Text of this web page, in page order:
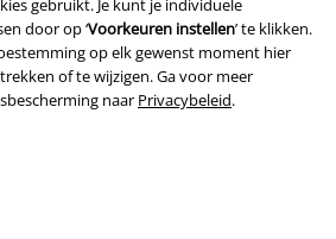
door op ‘Voorkeuren instellen’ te klikken.
op elk gewenst moment hier
of te wijzigen. Ga voor meer
naar Privacybeleid.